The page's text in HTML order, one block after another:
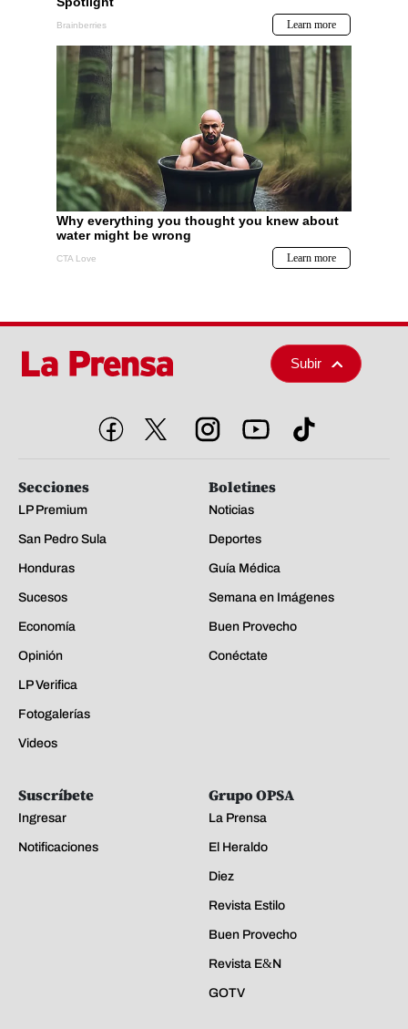
Subir
Secciones
LP Premium
San Pedro Sula
Honduras
Sucesos
Economía
Opinión
LP Verifica
Fotogalerías
Videos
Boletines
Noticias
Deportes
Guía Médica
Semana en Imágenes
Buen Provecho
Conéctate
Suscríbete
Ingresar
Notificaciones
Grupo OPSA
La Prensa
El Heraldo
Diez
Revista Estilo
Buen Provecho
Revista E&N
GOTV